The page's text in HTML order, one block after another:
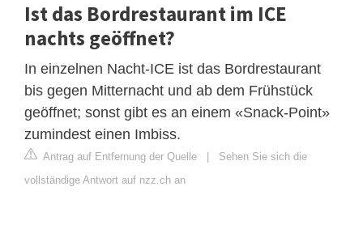
Ist das Bordrestaurant im ICE
nachts geöffnet?
In einzelnen Nacht-ICE ist das Bordrestaurant
bis gegen Mitternacht und ab dem Frühstück
geöffnet; sonst gibt es an einem «Snack-Point»
zumindest einen Imbiss.
Antrag auf Entfernung der Quelle
Sehen Sie sich die
vollständige Antwort auf nzz.ch an